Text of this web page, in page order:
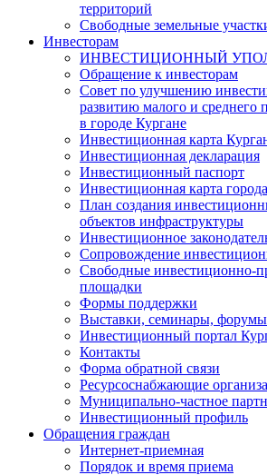
территорий
Свободные земельные
Инвесторам
ИНВЕСТИЦИОННЫЙ
Обращение к инвесторам
Совет по улучшению
развитию малого и среднего
в городе Кургане
Инвестиционная карта
Инвестиционная декларация
Инвестиционный паспорт
Инвестиционная карта
План создания
объектов инфраструктуры
Инвестиционное
Сопровождение
Свободные инвестиционно-
площадки
Формы поддержки
Выставки, семинары, форумы
Инвестиционный портал
Контакты
Форма обратной связи
Ресурсоснабжающие
Муниципально-частное
Инвестиционный профиль
Обращения граждан
Интернет-приемная
Порядок и время приема